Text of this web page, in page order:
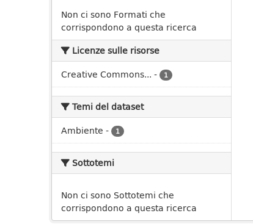
Non ci sono Formati che
corrispondono a questa ricerca
Licenze sulle risorse
Creative Commons... - 1
Temi del dataset
Ambiente - 1
Sottotemi
Non ci sono Sottotemi che
corrispondono a questa ricerca